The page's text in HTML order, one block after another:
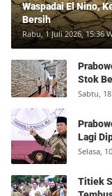
Waspadai El Nino,
Bersih
Rabu, 1 Juli 2026, 15:36
Stok
Sabtu,
Lagi
Selasa,
Titiek